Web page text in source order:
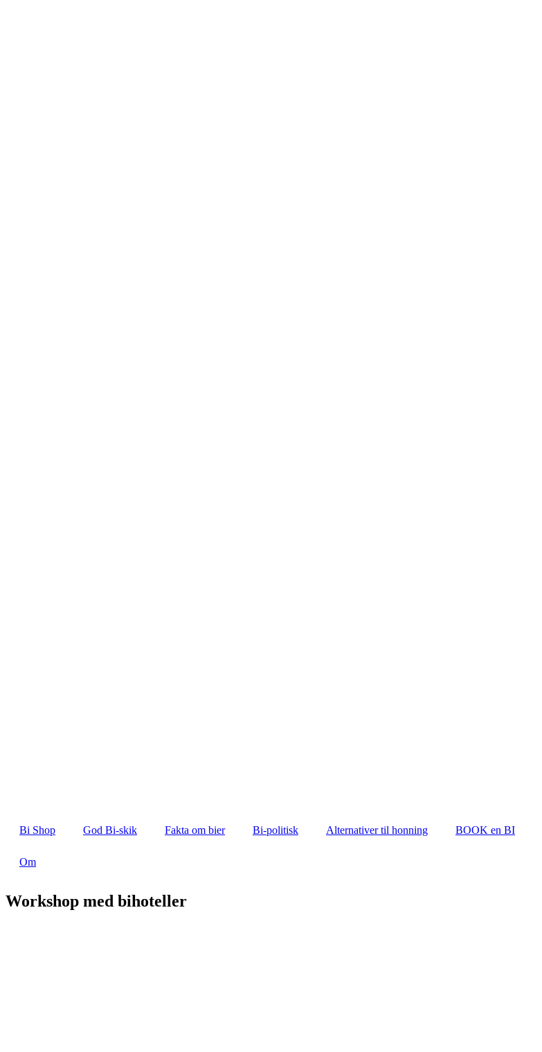
Bi Shop God Bi-skik Fakta om bier Bi-politisk Alternativer til honning BOOK en BI
Om
Workshop med bihoteller